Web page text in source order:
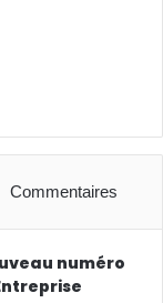
Commentaires
numéro